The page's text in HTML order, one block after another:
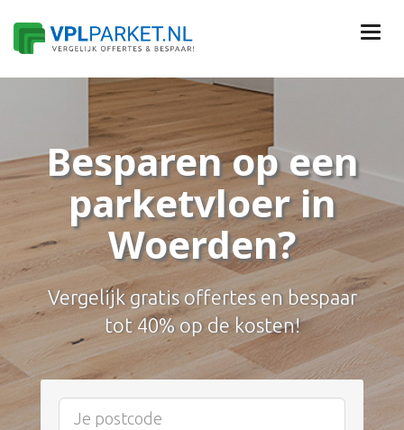
Besparen op een
parketvloer in
Woerden?
Vergelijk gratis offertes en bespaar
tot 40% op de kosten!